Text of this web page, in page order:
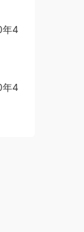
年4
年4